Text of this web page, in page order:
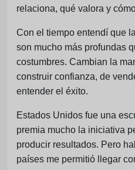
relaciona, qué valora y
Con el tiempo entendí que
son mucho más profundas
costumbres. Cambian la
construir confianza, de
entender el éxito.
Estados Unidos fue una
premia mucho la iniciativa
producir resultados. Pero
países me permitió llegar